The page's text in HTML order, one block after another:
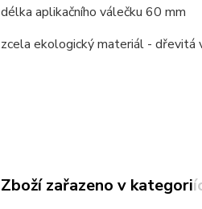
délka aplikačního válečku 60 mm
zcela ekologický materiál - dřevitá
Zboží zařazeno v